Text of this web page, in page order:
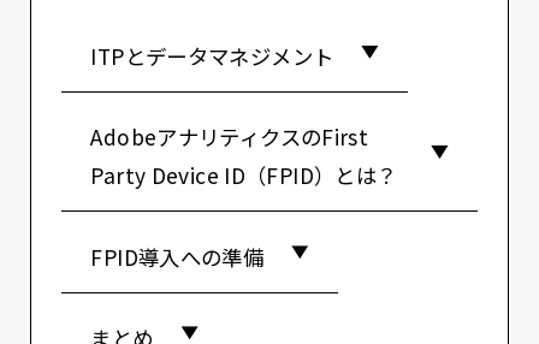
ITPとデータマネジメント
AdobeアナリティクスのFirst
Party Device ID（FPID）とは？
FPID導入への準備
まとめ